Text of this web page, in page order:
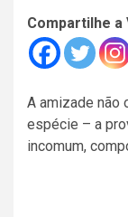
Compartilhe a
A amizade não
espécie – a
incomum,